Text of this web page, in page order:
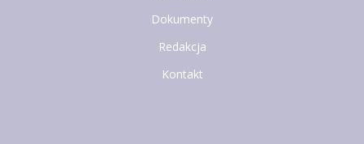
Dokumenty
Redakcja
Kontakt